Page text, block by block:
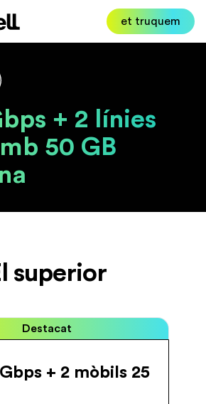
et truquem
+ 2 línies
50 GB
superior
Destacat
+ 2 mòbils 25